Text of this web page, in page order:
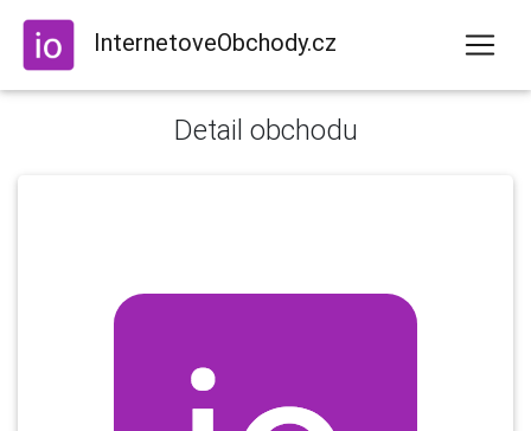
InternetoveObchody.cz
Detail obchodu